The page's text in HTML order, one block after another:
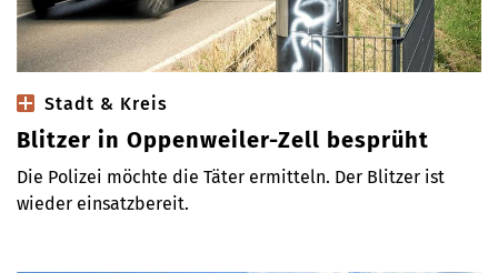
Stadt & Kreis
Blitzer in Oppenweiler-Zell besprüht
Die Polizei möchte die Täter ermitteln. Der Blitzer ist
wieder einsatzbereit.